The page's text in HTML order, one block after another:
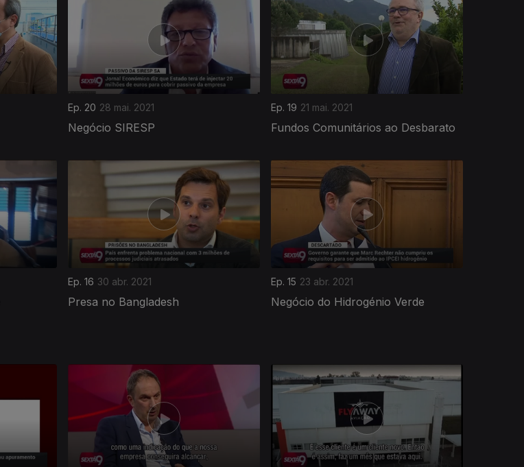
Ep. 20 28 mai. 2021
Negócio SIRESP
Ep. 19 21 mai. 2021
Fundos Comunitários ao Desbarato
Ep. 16 30 abr. 2021
Presa no Bangladesh
Ep. 15 23 abr. 2021
Negócio do Hidrogénio Verde